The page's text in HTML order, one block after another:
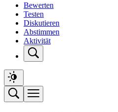
Bewerten
Testen
Diskutieren
Abstimmen
Aktivität